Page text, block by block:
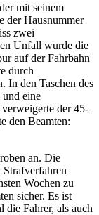
mit seinem
der Hausnummer
zwei
Unfall wurde die
auf der Fahrbahn
durch
In den Taschen des
und eine
der 45-
den Beamten:
an. Die
Wochen zu
sicher. Es ist
die Fahrer, als auch